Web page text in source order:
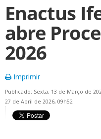
Enactus
abre
2026
Imprimir
Publicado: Sexta, 13 de Março de
27 de Abril de 2026, 09h52